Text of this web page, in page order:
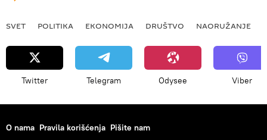
SVET POLITIKA EKONOMIJA DRUŠTVO NAORUŽANJE
Twitter Telegram Odysee Viber
O nama Pravila korišćenja Pišite nam